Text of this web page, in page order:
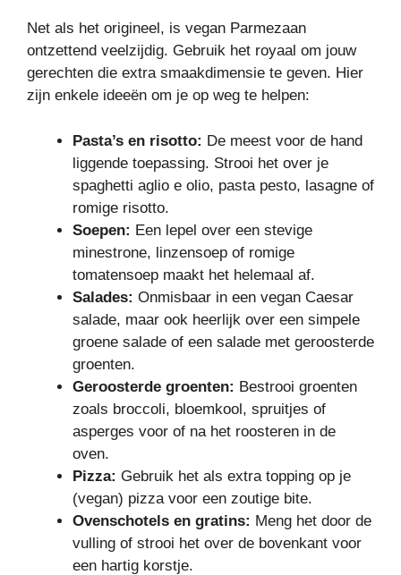
Net als het origineel, is vegan Parmezaan
ontzettend veelzijdig. Gebruik het royaal om jouw
gerechten die extra smaakdimensie te geven. Hier
zijn enkele ideeën om je op weg te helpen:
Pasta’s en risotto: De meest voor de hand
liggende toepassing. Strooi het over je
spaghetti aglio e olio, pasta pesto, lasagne of
romige risotto.
Soepen: Een lepel over een stevige
minestrone, linzensoep of romige
tomatensoep maakt het helemaal af.
Salades: Onmisbaar in een vegan Caesar
salade, maar ook heerlijk over een simpele
groene salade of een salade met geroosterde
groenten.
Geroosterde groenten: Bestrooi groenten
zoals broccoli, bloemkool, spruitjes of
asperges voor of na het roosteren in de
oven.
Pizza: Gebruik het als extra topping op je
(vegan) pizza voor een zoutige bite.
Ovenschotels en gratins: Meng het door de
vulling of strooi het over de bovenkant voor
een hartig korstje.